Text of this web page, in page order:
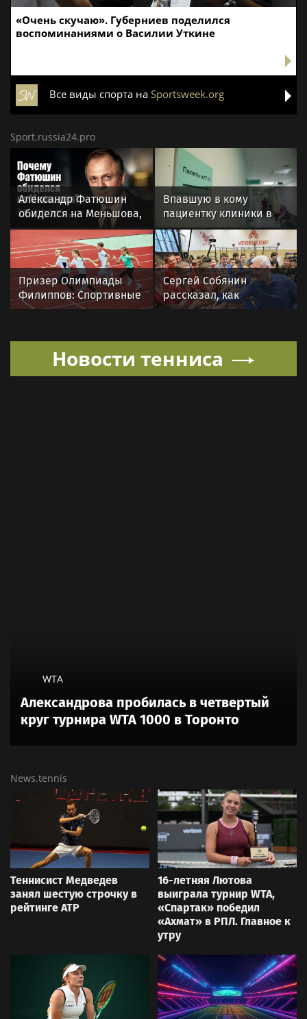
«Очень скучаю». Губерниев поделился
воспоминаниями о Василии Уткине
Все виды спорта на Sportsweek.org
Sport.russia24.pro
Александр Фатюшин
обиделся на Меньшова,
когда не получил роль в
«Любви и голубях»
Впавшую в кому
пациентку клиники в
Москве спасли, ей
оказалась чемпионка
мира
Призер Олимпиады
Филиппов: Спортивные
мероприятия в Москве
Сергей Собянин
рассказал, как
отреставрируют
спортивный комплекс
столицы
Новости тенниса
WTA
Александрова пробилась в четвертый
круг турнира WTA 1000 в Торонто
News.tennis
Теннисист Медведев
занял шестую строчку в
рейтинге ATP
16-летняя Лютова
выиграла турнир WTA,
«Спартак» победил
«Ахмат» в РПЛ. Главное к
утру